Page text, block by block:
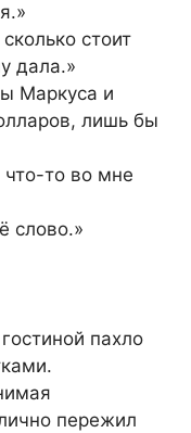
стоит
дала.»
Маркуса и
лишь бы
то во мне
слово.»
пахло
пережил